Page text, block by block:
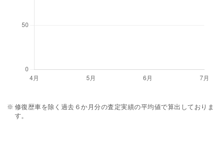
修復歴車を除く過去６か月分の査定実績の平均値で算出しておりま
す。